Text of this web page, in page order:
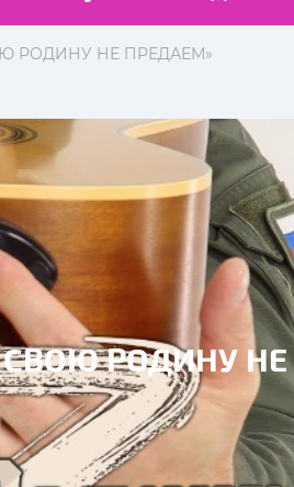
РОДИНУ НЕ ПРЕДАЕМ»
СВОЮ РОДИНУ